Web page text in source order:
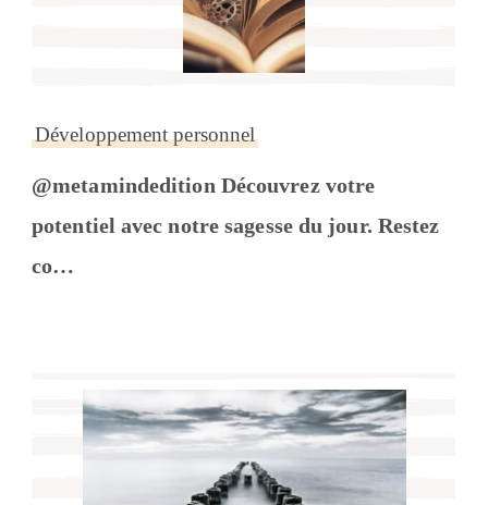
Développement personnel
@metamindedition Découvrez votre
potentiel avec notre sagesse du jour. Restez
co…